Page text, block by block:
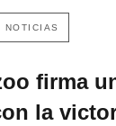
NOTICIAS
firma
la